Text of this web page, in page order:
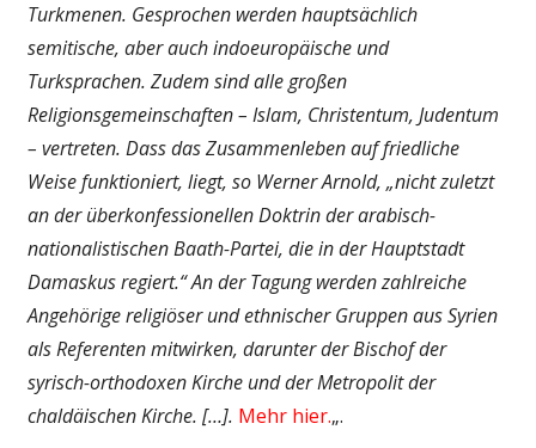
Turkmenen. Gesprochen werden hauptsächlich
semitische, aber auch indoeuropäische und
Turksprachen. Zudem sind alle großen
Religionsgemeinschaften – Islam, Christentum, Judentum
– vertreten. Dass das Zusammenleben auf friedliche
Weise funktioniert, liegt, so Werner Arnold, „nicht zuletzt
an der überkonfessionellen Doktrin der arabisch-
nationalistischen Baath-Partei, die in der Hauptstadt
Damaskus regiert.“ An der Tagung werden zahlreiche
Angehörige religiöser und ethnischer Gruppen aus Syrien
als Referenten mitwirken, darunter der Bischof der
syrisch-orthodoxen Kirche und der Metropolit der
chaldäischen Kirche. […]. Mehr hier.„.